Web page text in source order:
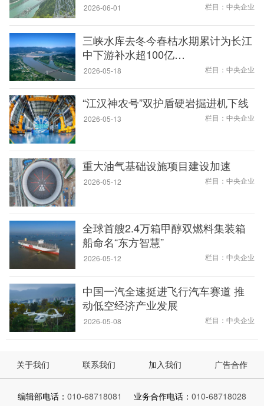
2026-06-01 栏目：中央企业
三峡水库去冬今春枯水期累计为长江
中下游补水超100亿…
2026-05-18 栏目：中央企业
“江汉神农号”双护盾硬岩掘进机下线
2026-05-13 栏目：中央企业
重大油气基础设施项目建设加速
2026-05-12 栏目：中央企业
全球首艘2.4万箱甲醇双燃料集装箱
船命名“东方智慧”
2026-05-12 栏目：中央企业
中国一汽全速挺进飞行汽车赛道 推
动低空经济产业发展
2026-05-08 栏目：中央企业
关于我们 联系我们 加入我们 广告合作
编辑部电话： 010-68718081 业务合作电话： 010-68718028